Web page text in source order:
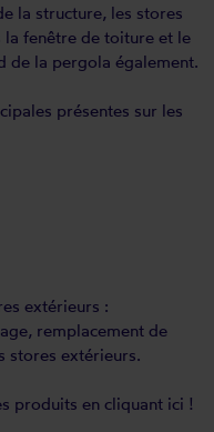
la structure, les stores
la fenêtre de toiture et le
de la pergola également.
présentes sur les
extérieurs :
, remplacement de
stores extérieurs.
produits en cliquant ici !